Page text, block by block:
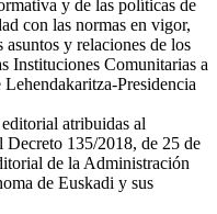
y de las políticas de
con las normas en vigor,
y relaciones de los
Instituciones Comunitarias a
Presidencia
atribuidas al
Decreto 135/2018, de 25 de
de la Administración
de Euskadi y sus